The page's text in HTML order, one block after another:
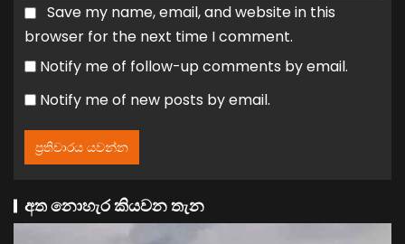
Save my name, email, and website in this
browser for the next time I comment.
Notify me of follow-up comments by email.
Notify me of new posts by email.
අත නොහැර කියවන තැන